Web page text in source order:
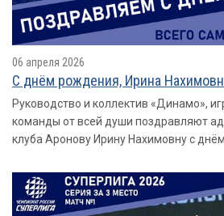
06 апреля 2026
С днём рождения, Ирина
Руководство и коллектив «Динамо»,
команды от всей души поздравляют
клуба Аронову Ирину Нахимовну с